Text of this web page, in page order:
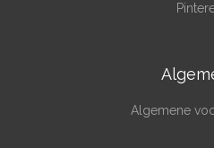
Algemene